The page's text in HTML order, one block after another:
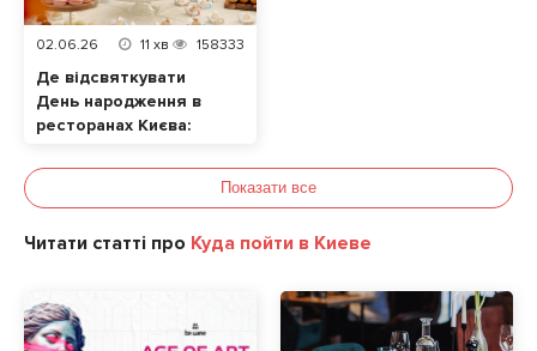
02.06.26 11 хв 158333
Де відсвяткувати
День народження в
ресторанах Києва:
Показати все
Читати статті про Куда пойти в Киеве